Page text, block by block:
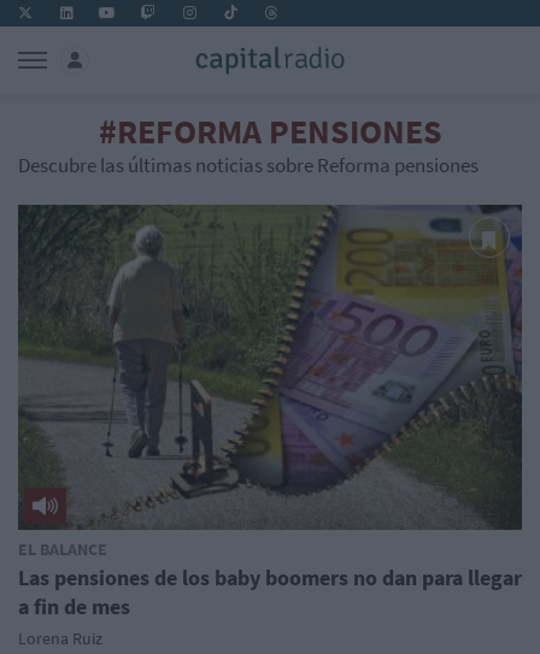
#REFORMA PENSIONES
Descubre las últimas noticias sobre Reforma pensiones
EL BALANCE
Las pensiones de los baby boomers no dan para llegar
a fin de mes
Lorena Ruiz